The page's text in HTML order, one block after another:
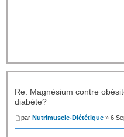
Re: Magnésium contre
diabète?
parNutrimuscle-Diététique » 6